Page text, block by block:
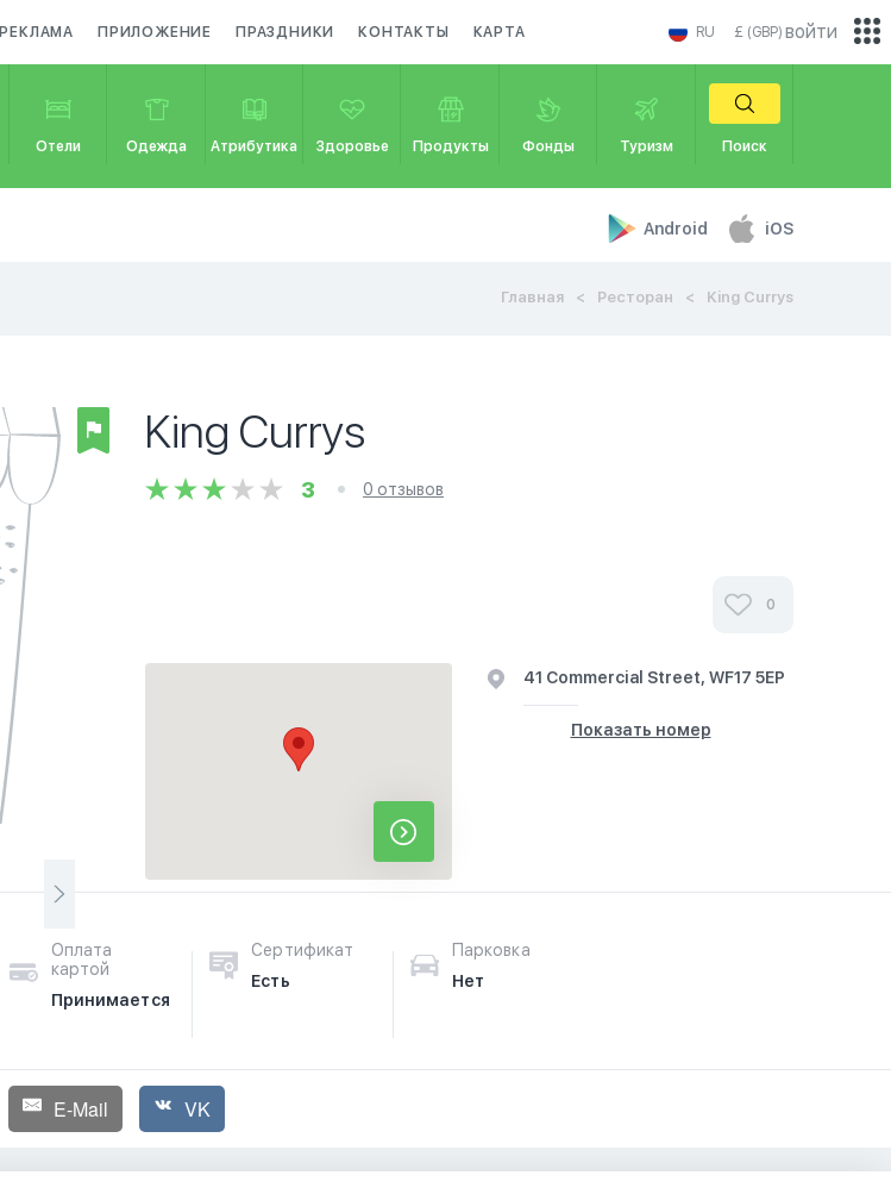
РЕКЛАМА ПРИЛОЖЕНИЕ ПРАЗДНИКИ КОНТАКТЫ КАРТА RU £ (GBP)
Отели Одежда Атрибутика Здоровье Продукты Фонды Туризм Поиск
Android iOS
войти
Главная Ресторан King Currys
King Currys
3 0 отзывов
0
41 Commercial Street, WF17 5EP
Показать номер
Оплата
картой
Принимается
Сертификат
Есть
Парковка
Нет
E-Mail VK